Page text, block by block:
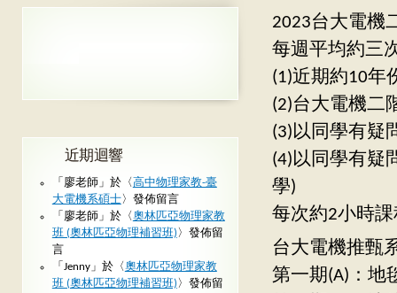
2023台大電機
每週平均約三
(1)近期約10年
(2)台大電機二
(3)以同學有疑
(4)以同學有疑
學)
每次約2小時
台大電機推甄
第一期(A)：地
近期迴響
「 廖老師 」於〈 高中物理家教-臺
大電機系碩士〉發佈留言
「 廖老師 」於〈奧林匹亞物理家教
班 (奧林匹亞物理補習班) 〉發佈留
言
「 Jenny」於〈奧林匹亞物理家教
班 (奧林匹亞物理補習班) 〉發佈留